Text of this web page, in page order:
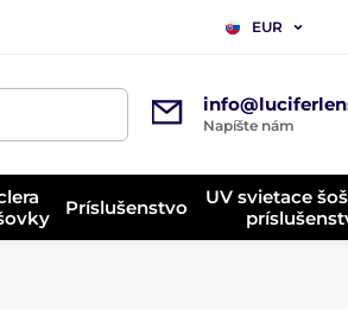
EUR
Napíšte nám
Príslušenstvo
UV svietace